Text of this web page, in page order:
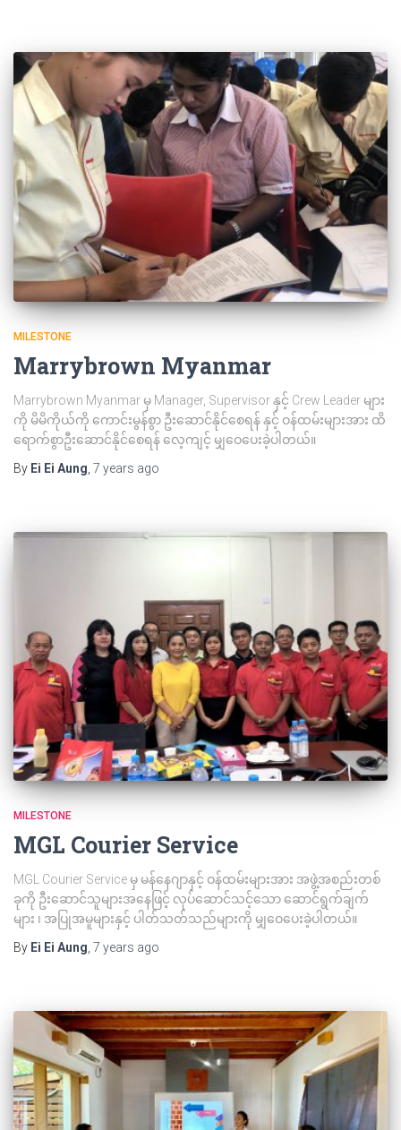
MILESTONE
Marrybrown Myanmar
Marrybrown Myanmar မှ Manager, Supervisor နှင့် Crew Leader များ
ကို မိမိကိုယ်ကို ကောင်းမွန်စွာ ဦးဆောင်နိုင်စေရန် နှင့် ဝန်ထမ်းများအား ထိ
ရောက်စွာဦးဆောင်နိုင်စေရန် လေ့ကျင့် မျှဝေပေးခဲ့ပါတယ်။
By Ei Ei Aung 7 years ago
MILESTONE
MGL Courier Service
MGL Courier Service မှ မန်နေဂျာနှင့် ဝန်ထမ်းများအား အဖွဲ့အစည်းတစ်
ခုကို ဦးဆောင်သူများအနေဖြင့် လုပ်ဆောင်သင့်သော ဆောင်ရွက်ချက်
များ ၊ အပြုအမူများနှင့် ပါတ်သတ်သည်များကို မျှဝေပေးခဲ့ပါတယ်။
By Ei Ei Aung, 7 years ago